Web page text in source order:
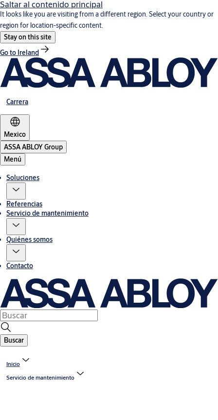
Saltar al contenido principal
It looks like you are visiting from a different region. Select your country or
region for location-specific content.
Stay on this site
Go to Ireland
Carrera
Mexico
ASSA ABLOY Group
Menú
Soluciones
Referencias
Servicio de mantenimiento
Quiénes somos
Contacto
Buscar
Inicio
Servicio de mantenimiento